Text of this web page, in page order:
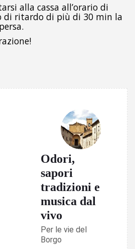
alla cassa all’orario di
di ritardo di più di 30 min la
Odori,
sapori
tradizioni e
musica dal
vivo
Per le vie del
Borgo